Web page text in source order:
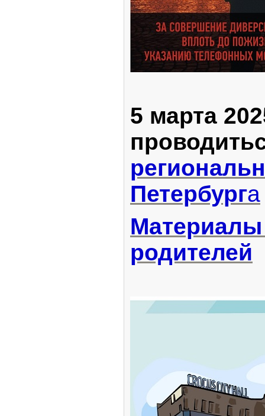
5 марта
Петербурга
Материалы
родителей